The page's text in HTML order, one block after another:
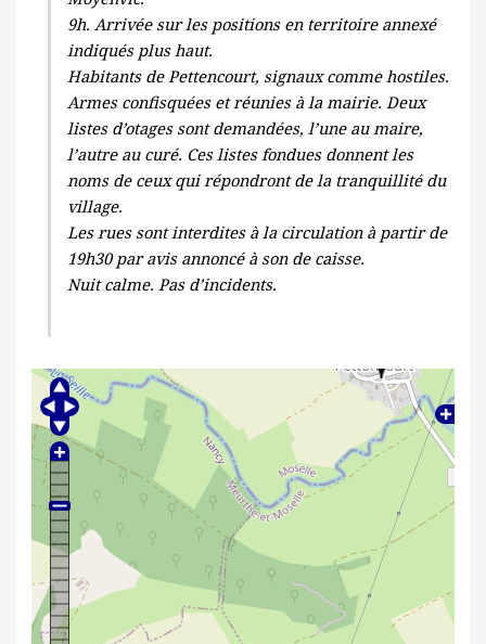
9h. Arrivée sur les positions en territoire annexé
indiqués plus haut.
Habitants de Pettencourt, signaux comme hostiles.
Armes confisquées et réunies à la mairie. Deux
listes d’otages sont demandées, l’une au maire,
l’autre au curé. Ces listes fondues donnent les
noms de ceux qui répondront de la tranquillité du
village.
Les rues sont interdites à la circulation à partir de
19h30 par avis annoncé à son de caisse.
Nuit calme. Pas d’incidents.